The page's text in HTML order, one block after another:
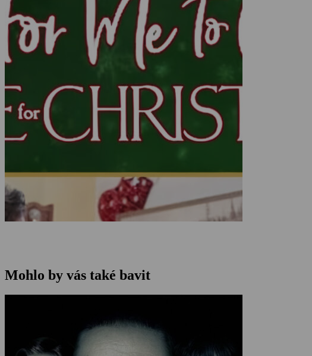
Mohlo by vás také bavit